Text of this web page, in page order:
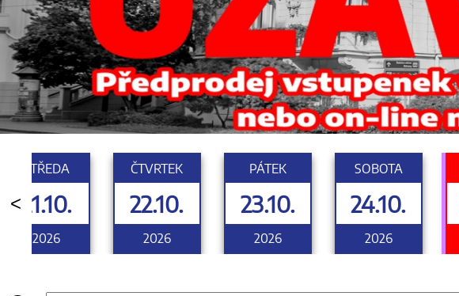
<
STŘEDA
21.10.
2026
ČTVRTEK
22.10.
2026
PÁTEK
23.10.
2026
SOBOTA
24.10.
2026